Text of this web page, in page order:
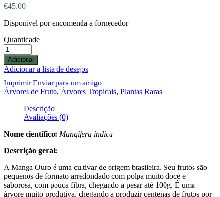
€45.00
Disponível por encomenda a fornecedor
Quantidade
Adicionar
Adicionar a lista de desejos
ImprimirEnviar para um amigo
Árvores de Fruto, Árvores Tropicais, Plantas Raras
Descrição
Avaliações (0)
Nome científico: Mangifera indica
Descrição geral:
A Manga Ouro é uma cultivar de origem brasileira. Seu frutos são
pequenos de formato arredondado com polpa muito doce e
saborosa, com pouca fibra, chegando a pesar até 100g. É uma
árvore muito produtiva, chegando a produzir centenas de frutos por